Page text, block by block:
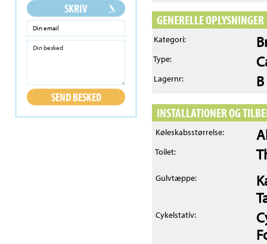
GENERELLE OPLYSNINGER
Kategori:
Type:
Lagernr:
INSTALLATIONER OG
Køleskabsstørrelse:
Toilet:
Gulvtæppe:
Cykelstativ: